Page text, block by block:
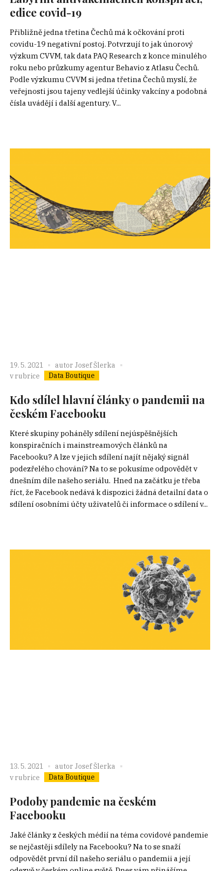
edice covid-19
Přibližně jedna třetina Čechů má k očkování proti
covidu-19 negativní postoj. Potvrzují to jak únorový
výzkum CVVM, tak data PAQ Research z konce minulého
roku nebo průzkumy agentur Behavio z Atlasu Čechů.
Podle výzkumu CVVM si jedna třetina Čechů myslí, že
veřejnosti jsou tajeny vedlejší účinky vakcíny a podobná
čísla uvádějí i další agentury. V...
19. 5. 2021 autor Josef Šlerka
v rubrice
Data Boutique
Kdo sdílel hlavní články o pandemii na
českém Facebooku
Které skupiny poháněly sdílení nejúspěšnějších
konspiračních i mainstreamových článků na
Facebooku? A lze v jejich sdílení najít nějaký signál
podezřelého chování? Na to se pokusíme odpovědět v
dnešním díle našeho seriálu. Hned na začátku je třeba
říct, že Facebook nedává k dispozici žádná detailní data o
sdílení osobními účty uživatelů či informace o sdílení v...
13. 5. 2021 autor Josef Šlerka
v rubrice
Data Boutique
Podoby pandemie na českém
Facebooku
Jaké články z českých médií na téma covidové pandemie
se nejčastěji sdílely na Facebooku? Na to se snaží
odpovědět první díl našeho seriálu o pandemii a její